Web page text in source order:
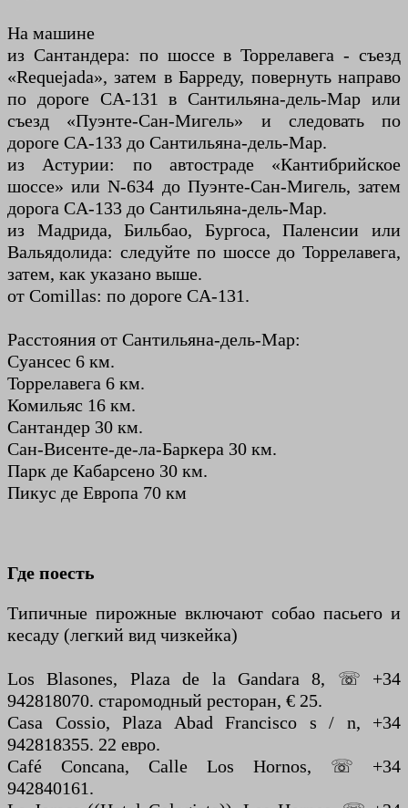
На машине
из Сантандера: по шоссе в Торрелавега - съезд
«Requejada», затем в Барреду, повернуть направо
по дороге CA-131 в Сантильяна-дель-Мар или
съезд «Пуэнте-Сан-Мигель» и следовать по
дороге CA-133 до Сантильяна-дель-Мар.
из Астурии: по автостраде «Кантибрийское
шоссе» или N-634 до Пуэнте-Сан-Мигель, затем
дорога CA-133 до Сантильяна-дель-Мар.
из Мадрида, Бильбао, Бургоса, Паленсии или
Вальядолида: следуйте по шоссе до Торрелавега,
затем, как указано выше.
от Comillas: по дороге CA-131.
Расстояния от Сантильяна-дель-Мар:
Суансес 6 км.
Торрелавега 6 км.
Комильяс 16 км.
Сантандер 30 км.
Сан-Висенте-де-ла-Баркера 30 км.
Парк де Кабарсено 30 км.
Пикус де Европа 70 км
Где поесть
Типичные пирожные включают собао пасьего и
кесаду (легкий вид чизкейка)
Los Blasones, Plaza de la Gandara 8, ☏ +34
942818070. старомодный ресторан, € 25.
Casa Cossio, Plaza Abad Francisco s / n, +34
942818355. 22 евро.
Café Concana, Calle Los Hornos, ☏ +34
942840161.